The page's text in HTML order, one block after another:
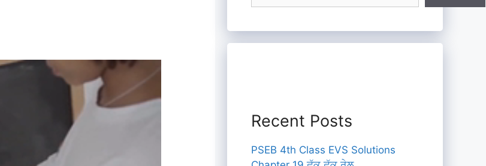
Recent Posts
PSEB 4th Class EVS Solutions